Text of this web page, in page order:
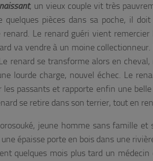
, un vieux couple vit très
pièces dans sa poche, il
Le renard guéri vient
va vendre à un moine
renard se transforme alors en
lourde charge, nouvel échec. Le
passants et rapporte enfin une
se retire dans son terrier, tout en
jeune homme sans famille
épaisse porte en bois dans une
quelques mois plus tard un